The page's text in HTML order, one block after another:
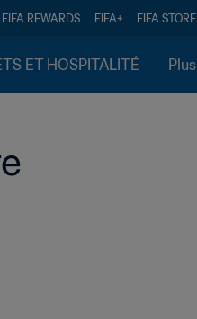
FIFA REWARDS FIFA+ FIFA STORE
ET HOSPITALITÉ Plus